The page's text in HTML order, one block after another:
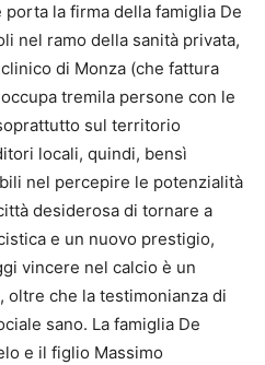
porta la firma della famiglia De
nel ramo della sanità privata,
di Monza (che fattura
tremila persone con le
sul territorio
locali, quindi, bensì
nel percepire le potenzialità
desiderosa di tornare a
e un nuovo prestigio,
vincere nel calcio è un
oltre che la testimonianza di
sano. La famiglia De
e il figlio Massimo